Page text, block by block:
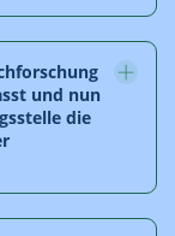
und nun
die